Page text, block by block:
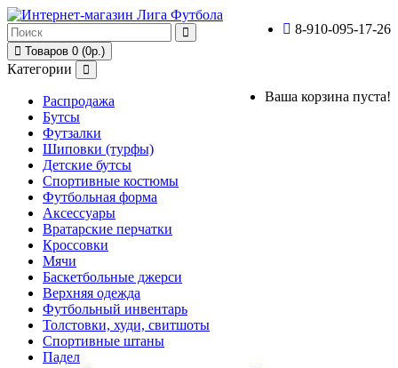
8-910-095-17-26
Товаров 0 (0р.)
Ваша корзина пуста!
Категории
Распродажа
Бутсы
Футзалки
Шиповки (турфы)
Детские бутсы
Спортивные костюмы
Футбольная форма
Аксессуары
Вратарские перчатки
Кроссовки
Мячи
Баскетбольные джерси
Верхняя одежда
Футбольный инвентарь
Толстовки, худи, свитшоты
Спортивные штаны
Падел